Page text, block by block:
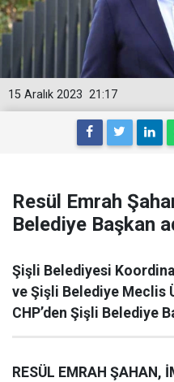
21:17
15 Aralık 2023
Resül Emrah
Belediye Başkan
Şişli Belediyesi
ve Şişli Belediye Meclis
CHP’den Şişli Belediye
RESÜL EMRAH ŞAHAN,